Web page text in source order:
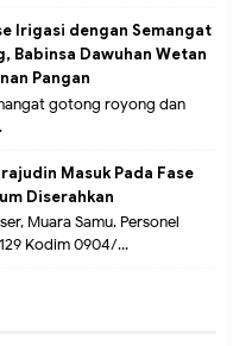
Irigasi dengan Semangat
Babinsa Dawuhan Wetan
Pangan
gotong royong dan
Masuk Pada Fase
Diserahkan
Muara Samu. Personel
Kodim 0904/...